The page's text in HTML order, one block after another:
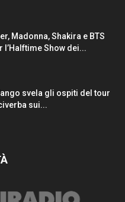
Madonna, Shakira e BTS
l’Halftime Show dei...
svela gli ospiti del tour
sui...